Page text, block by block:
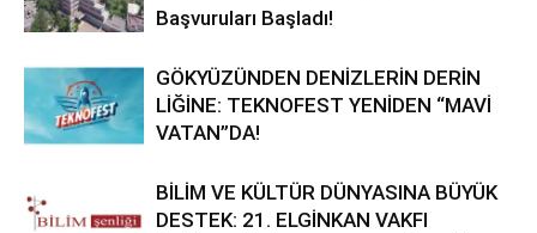
Başvuruları Başladı!
GÖKYÜZÜNDEN DENİZLERİN DERİN
LİĞİNE: TEKNOFEST YENİDEN “MAVİ
VATAN”DA!
BİLİM VE KÜLTÜR DÜNYASINA BÜYÜK
DESTEK: 21. ELGİNKAN VAKFI